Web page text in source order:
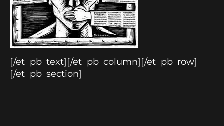
[/et_pb_text][/et_pb_column][/et_pb_row]
[/et_pb_section]